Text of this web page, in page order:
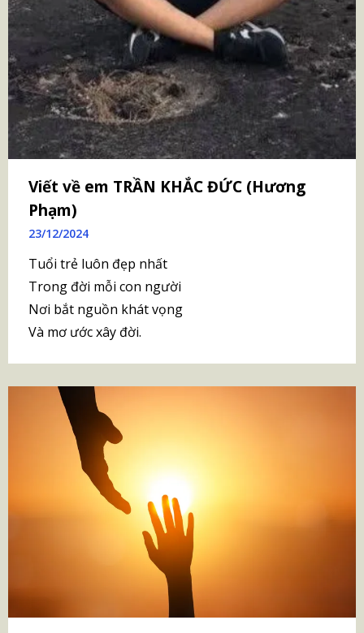
Viết về em TRẦN KHẮC ĐỨC (Hương
Phạm)
23/12/2024
Tuổi trẻ luôn đẹp nhất
Trong đời mỗi con người
Nơi bắt nguồn khát vọng
Và mơ ước xây đời.